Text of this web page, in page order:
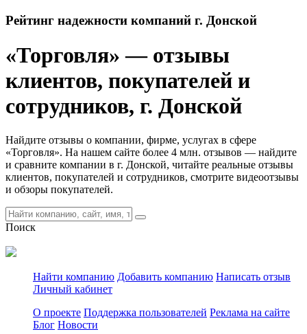
Рейтинг надежности компаний г. Донской
«Торговля» — отзывы
клиентов, покупателей и
сотрудников, г. Донской
Найдите отзывы о компании, фирме, услугах в сфере
«Торговля». На нашем сайте более 4 млн. отзывов — найдите
и сравните компании в г. Донской, читайте реальные отзывы
клиентов, покупателей и сотрудников, смотрите видеоотзывы
и обзоры покупателей.
Поиск
Найти компанию Добавить компанию Написать отзыв
Личный кабинет
О проекте Поддержка пользователей Реклама на сайте
Блог Новости